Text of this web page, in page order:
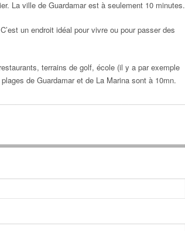
La ville de Guardamar est à seulement 10 minutes.
un endroit idéal pour vivre ou pour passer des
terrains de golf, école (il y a par exemple
de Guardamar et de La Marina sont à 10mn.